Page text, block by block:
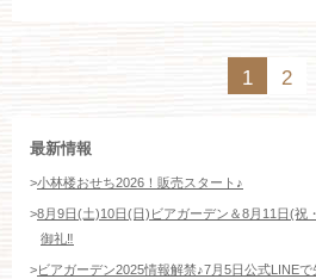
1 2
最新情報
>小林楼おせち2026！販売スタート♪
>8月9日(土)10日(日)ビアガーデン＆8月11日(祝
御礼‼️
>ビアガーデン2025情報解禁♪7月5日公式LINE